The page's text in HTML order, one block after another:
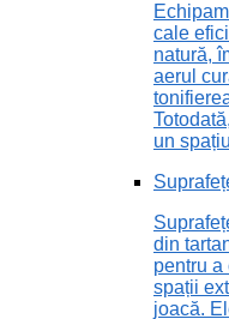
cale
natură,
aerul
un
din
pentru a
spații
joacă.